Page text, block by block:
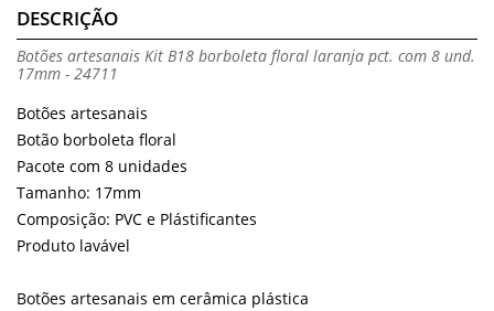
DESCRIÇÃO
Botões artesanais Kit B18 borboleta floral laranja pct. com 8 und.
17mm - 24711
Botões artesanais
Botão borboleta floral
Pacote com 8 unidades
Tamanho: 17mm
Composição: PVC e Plástificantes
Produto lavável
Botões artesanais em cerâmica plástica